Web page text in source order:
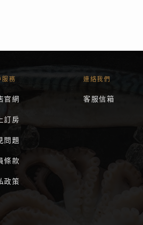
服務
官網
訂房
問題
條款
政策
連絡我們
客服信箱